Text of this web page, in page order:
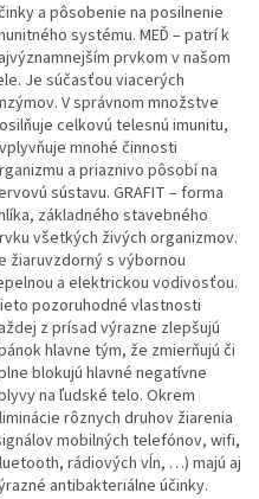
a pôsobenie na posilnenie
systému. MEĎ – patrí k
prvkom v našom
Je súčasťou viacerých
V správnom množstve
celkovú telesnú imunitu,
mnohé činnosti
a priaznivo pôsobí na
sústavu. GRAFIT – forma
základného stavebného
všetkých živých organizmov.
žiaruvzdorný s výbornou
a elektrickou vodivosťou.
pozoruhodné vlastnosti
z prísad výrazne zlepšujú
hlavne tým, že zmierňujú či
blokujú hlavné negatívne
na ľudské telo. Okrem
rôznych druhov žiarenia
mobilných telefónov, wifi,
rádiových vĺn, …) majú aj
antibakteriálne účinky.